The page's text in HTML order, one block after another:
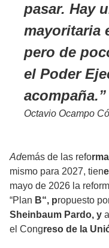
pasar. Hay
mayoritaria
pero de
el Poder
acompaña.
Octavio Ocampo
Además de las refo
mismo para 2027, tien
mayo de 2026 la
“Plan B“, propuesto
Sheinbaum Pardo, y
el Congreso de la